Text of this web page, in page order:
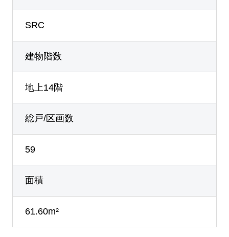
SRC
建物階数
地上14階
総戸/区画数
59
面積
61.60m²